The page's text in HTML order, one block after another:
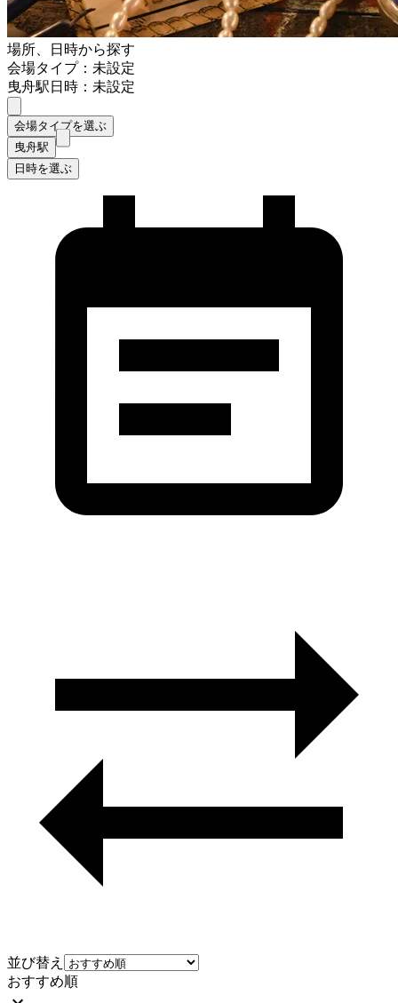
場所、日時から探す
会場タイプ：未設定
曳舟駅日時：未設定
会場タイプを選ぶ
曳舟駅
日時を選ぶ
並び替え
おすすめ順